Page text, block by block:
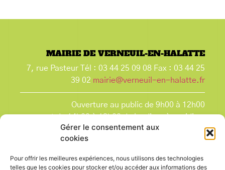
Gérer le consentement aux
cookies
Pour offrir les meilleures expériences, nous utilisons des technologies
telles que les cookies pour stocker et/ou accéder aux informations des
MAIRIE DE VERNEUIL-EN-HALATTE
7, rue Pasteur Tél : 03 44 25 09 08 Fax : 03 44 25
39 02 mairie@verneuil-en-halatte.fr
Ouverture au public de 9h00 à 12h00
et de 14h00 à 18h00 du lundi après-midi au
vendredi,
et le samedi de 9h00 à 12h00.
que les jours fériés.